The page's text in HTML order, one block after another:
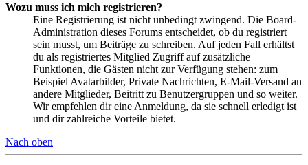
Wozu muss ich mich registrieren?
Eine Registrierung ist nicht unbedingt zwingend. Die Board-
Administration dieses Forums entscheidet, ob du registriert
sein musst, um Beiträge zu schreiben. Auf jeden Fall erhältst
du als registriertes Mitglied Zugriff auf zusätzliche
Funktionen, die Gästen nicht zur Verfügung stehen: zum
Beispiel Avatarbilder, Private Nachrichten, E-Mail-Versand an
andere Mitglieder, Beitritt zu Benutzergruppen und so weiter.
Wir empfehlen dir eine Anmeldung, da sie schnell erledigt ist
und dir zahlreiche Vorteile bietet.
Nach oben